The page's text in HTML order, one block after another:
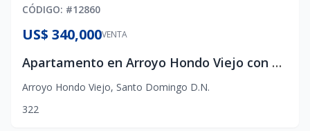
CÓDIGO: #12860
VENTA
US$ 340,000
Apartamento en Arroyo Hondo Viejo con amplia terraza privada, 3 habitaciones
Arroyo Hondo Viejo, Santo Domingo D.N.
322